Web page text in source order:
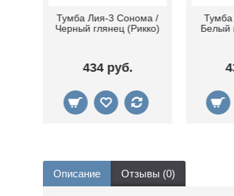
Тумба Лия-3 Сонома /
Черный глянец (Рикко)
434 руб.
Белый
Описание Отзывы (0)